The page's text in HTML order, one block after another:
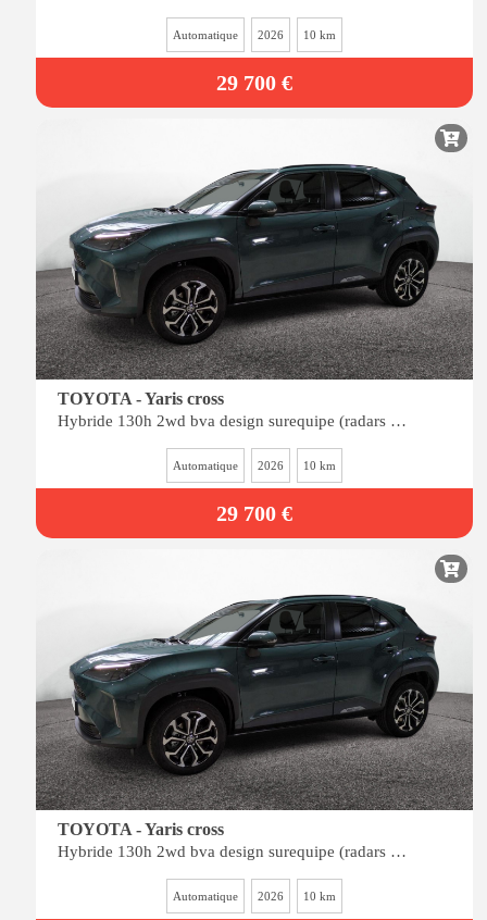
Automatique 2026 10 km
29 700 €
TOYOTA - Yaris cross
Hybride 130h 2wd bva design surequipe (radars av-ar, siÈges chauffants, angles morts)
Automatique 2026 10 km
29 700 €
TOYOTA - Yaris cross
Hybride 130h 2wd bva design surequipe (radars av-ar, siÈges chauffants, angles morts)
Automatique 2026 10 km